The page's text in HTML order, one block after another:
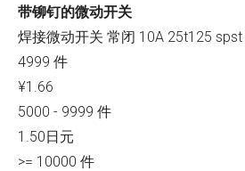
带铆钉的微动开关
焊接微动开关 常闭 10A 25t125
4999 件
¥1.66
5000 - 9999 件
1.50日元
>= 10000 件